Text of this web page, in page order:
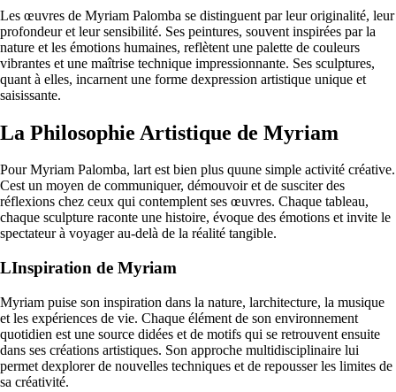
Les œuvres de Myriam Palomba se distinguent par leur originalité, leur
profondeur et leur sensibilité. Ses peintures, souvent inspirées par la
nature et les émotions humaines, reflètent une palette de couleurs
vibrantes et une maîtrise technique impressionnante. Ses sculptures,
quant à elles, incarnent une forme dexpression artistique unique et
saisissante.
La Philosophie Artistique de Myriam
Pour Myriam Palomba, lart est bien plus quune simple activité créative.
Cest un moyen de communiquer, démouvoir et de susciter des
réflexions chez ceux qui contemplent ses œuvres. Chaque tableau,
chaque sculpture raconte une histoire, évoque des émotions et invite le
spectateur à voyager au-delà de la réalité tangible.
LInspiration de Myriam
Myriam puise son inspiration dans la nature, larchitecture, la musique
et les expériences de vie. Chaque élément de son environnement
quotidien est une source didées et de motifs qui se retrouvent ensuite
dans ses créations artistiques. Son approche multidisciplinaire lui
permet dexplorer de nouvelles techniques et de repousser les limites de
sa créativité.